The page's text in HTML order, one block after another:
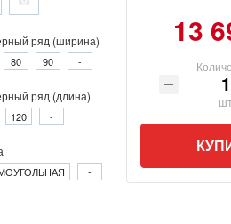
ряд (ширина)
80 90 -
ряд (длина)
120 -
-
13
шт